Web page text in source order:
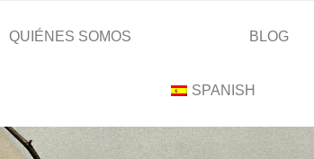
QUIÉNES SOMOS BLOG
SPANISH